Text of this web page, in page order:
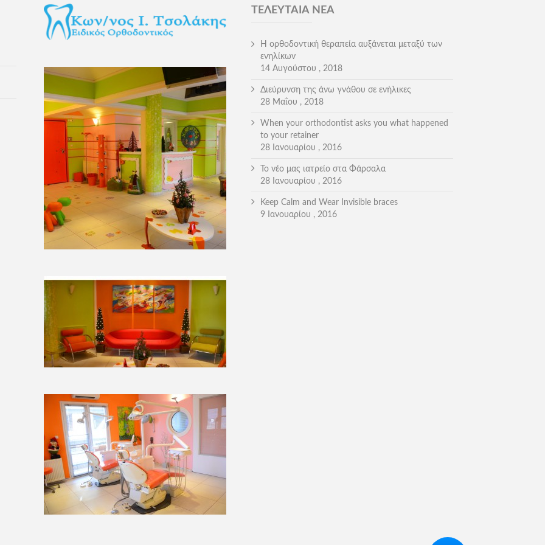
ΤΕΛΕΥΤΑΙΑ ΝΕΑ
Η ορθοδοντική θεραπεία αυξάνεται μεταξύ των
ενηλίκων
14 Αυγούστου , 2018
Διεύρυνση της άνω γνάθου σε ενήλικες
28 Μαΐου , 2018
When your orthodontist asks you what happened
to your retainer
28 Ιανουαρίου , 2016
Το νέο μας ιατρείο στα Φάρσαλα
28 Ιανουαρίου , 2016
Keep Calm and Wear Invisible braces
9 Ιανουαρίου , 2016